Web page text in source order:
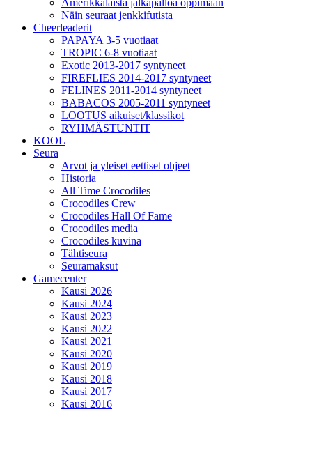
Amerikkalaista jalkapalloa oppimaan
Näin seuraat jenkkifutista
Cheerleaderit
PAPAYA 3-5 vuotiaat
TROPIC 6-8 vuotiaat
Exotic 2013-2017 syntyneet
FIREFLIES 2014-2017 syntyneet
FELINES 2011-2014 syntyneet
BABACOS 2005-2011 syntyneet
LOOTUS aikuiset/klassikot
RYHMÄSTUNTIT
KOOL
Seura
Arvot ja yleiset eettiset ohjeet
Historia
All Time Crocodiles
Crocodiles Crew
Crocodiles Hall Of Fame
Crocodiles media
Crocodiles kuvina
Tähtiseura
Seuramaksut
Gamecenter
Kausi 2026
Kausi 2024
Kausi 2023
Kausi 2022
Kausi 2021
Kausi 2020
Kausi 2019
Kausi 2018
Kausi 2017
Kausi 2016